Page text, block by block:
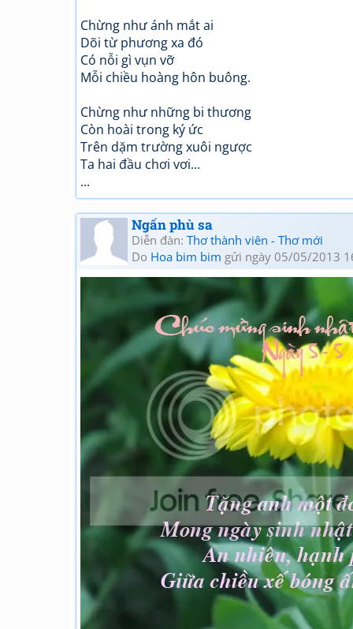
Chừng như ánh mắt ai
Dõi từ phương xa đó
Có nỗi gì vụn vỡ
Mỗi chiều hoàng hôn buông.
Chừng như những bi thương
Còn hoài trong ký ức
Trên dặm trường xuôi ngược
Ta hai đầu chơi vơi...
...
Ngấn phù sa
Diễn đàn: Thơ thành viên - Thơ mới
Do Hoa bim bim gửi ngày 05/05/2013